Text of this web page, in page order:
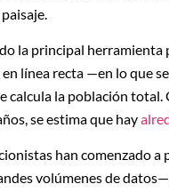
la principal
línea recta —en lo que
calcula la población
se estima que hay
han comenzado
volúmenes de